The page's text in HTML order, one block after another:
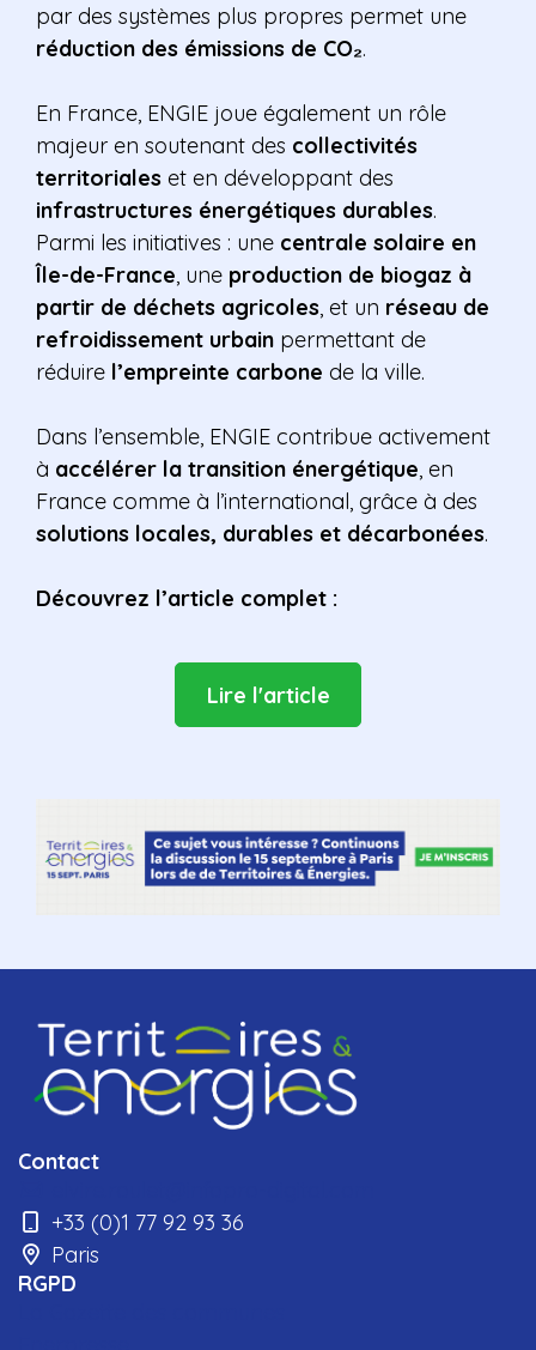
par des systèmes plus propres permet une
réduction des émissions de CO₂.
En France, ENGIE joue également un rôle
majeur en soutenant des collectivités
territoriales et en développant des
infrastructures énergétiques durables.
Parmi les initiatives : une centrale solaire en
Île-de-France, une production de biogaz à
partir de déchets agricoles, et un réseau de
refroidissement urbain permettant de
réduire l’empreinte carbone de la ville.
Dans l’ensemble, ENGIE contribue activement
à accélérer la transition énergétique, en
France comme à l’international, grâce à des
solutions locales, durables et décarbonées.
Découvrez l’article complet :
Lire l'article
Contact
+33 (0)1 77 92 93 36
Paris
RGPD